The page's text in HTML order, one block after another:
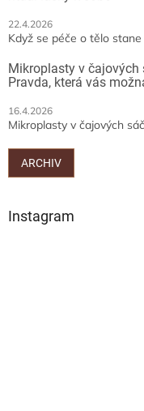
22.4.2026
Když se péče o tělo stane
Mikroplasty v čajových
Pravda, která vás
16.4.2026
Mikroplasty v čajových
ARCHIV
Instagram